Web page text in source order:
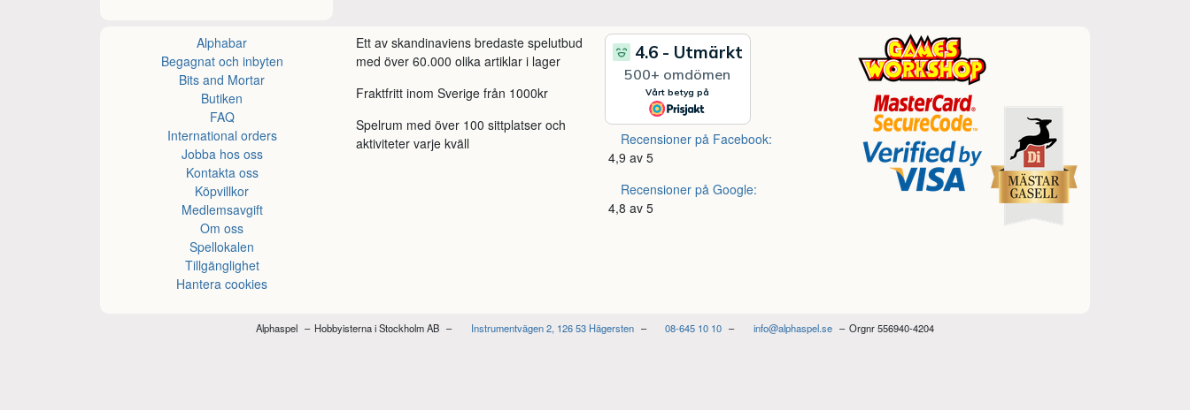
Alphabar
Begagnat och inbyten
Bits and Mortar
Butiken
FAQ
International orders
Jobba hos oss
Kontakta oss
Köpvillkor
Medlemsavgift
Om oss
Spellokalen
Tillgänglighet
Hantera cookies
Ett av skandinaviens bredaste spelutbud
med över 60.000 olika artiklar i lager
Fraktfritt inom Sverige från 1000kr
Spelrum med över 100 sittplatser och
aktiviteter varje kväll
Recensioner på Facebook:
4,9 av 5
Recensioner på Google:
4,8 av 5
Alphaspel Hobbyisterna i Stockholm AB Instrumentvägen 2, 126 53 Hägersten 08-645 10 10 info@alphaspel.se Orgnr 556940-4204